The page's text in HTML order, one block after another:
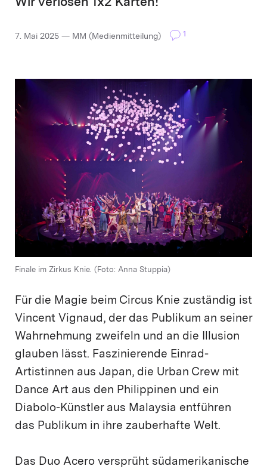
Wir verlosen 1x2 Karten!
7. Mai 2025 — MM (Medienmitteilung) 1
Finale im Zirkus Knie. (Foto: Anna Stuppia)
Für die Magie beim Circus Knie zuständig ist
Vincent Vignaud, der das Publikum an seiner
Wahrnehmung zweifeln und an die Illusion
glauben lässt. Faszinierende Einrad-
Artistinnen aus Japan, die Urban Crew mit
Dance Art aus den Philippinen und ein
Diabolo-Künstler aus Malaysia entführen
das Publikum in ihre zauberhafte Welt.
Das Duo Acero versprüht südamerikanische